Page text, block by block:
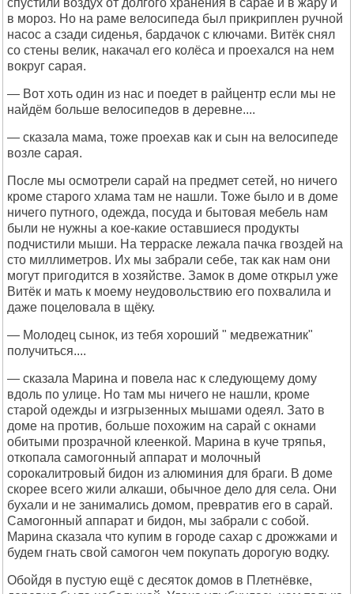
спустили воздух от долгого хранения в сарае и в жару и
в мороз. Но на раме велосипеда был прикриплен ручной
насос а сзади сиденья, бардачок с ключами. Витёк снял
со стены велик, накачал его колёса и проехался на нем
вокруг сарая.
— Вот хоть один из нас и поедет в райцентр если мы не
найдём больше велосипедов в деревне....
— сказала мама, тоже проехав как и сын на велосипеде
возле сарая.
После мы осмотрели сарай на предмет сетей, но ничего
кроме старого хлама там не нашли. Тоже было и в доме
ничего путного, одежда, посуда и бытовая мебель нам
были не нужны а кое-какие оставшиеся продукты
подчистили мыши. На терраске лежала пачка гвоздей на
сто миллиметров. Их мы забрали себе, так как нам они
могут пригодится в хозяйстве. Замок в доме открыл уже
Витёк и мать к моему неудовольствию его похвалила и
даже поцеловала в щёку.
— Молодец сынок, из тебя хороший " медвежатник"
получиться....
— сказала Марина и повела нас к следующему дому
вдоль по улице. Но там мы ничего не нашли, кроме
старой одежды и изгрызенных мышами одеял. Зато в
доме на против, больше похожим на сарай с окнами
обитыми прозрачной клеенкой. Марина в куче тряпья,
откопала самогонный аппарат и молочный
сорокалитровый бидон из алюминия для браги. В доме
скорее всего жили алкаши, обычное дело для села. Они
бухали и не занимались домом, превратив его в сарай.
Самогонный аппарат и бидон, мы забрали с собой.
Марина сказала что купим в городе сахар с дрожжами и
будем гнать свой самогон чем покупать дорогую водку.
Обойдя в пустую ещё с десяток домов в Плетнёвке,